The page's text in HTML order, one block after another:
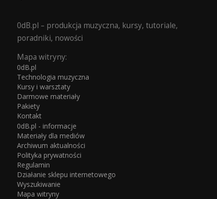
0dB.pl – produkcja muzyczna, kursy, tutoriale,
poradniki, nowości
Mapa witryny:
0dB.pl
Technologia muzyczna
Kursy i warsztaty
Darmowe materiały
Pakiety
Kontakt
0dB.pl - informacje
Materiały dla mediów
Archiwum aktualności
Polityka prywatności
Regulamin
Działanie sklepu internetowego
Wyszukiwanie
Mapa witryny